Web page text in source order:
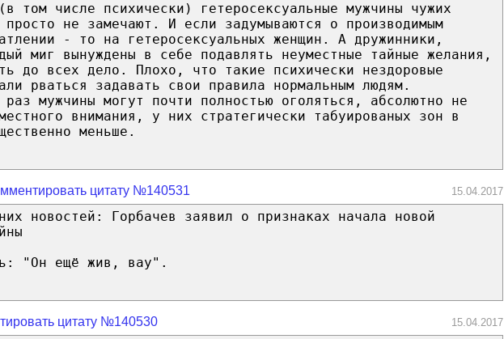
том числе психически) гетеросексуальные мужчины чужих
просто не замечают. И если задумываются о производимым
- то на гетеросексуальных женщин. А дружинники,
миг вынуждены в себе подавлять неуместные тайные желания,
до всех дело. Плохо, что такие психически нездоровые
рваться задавать свои правила нормальным людям.
мужчины могут почти полностью оголяться, абсолютно не
внимания, у них стратегически табуированых зон в
меньше.
цитату №140531 15.04.2017
новостей: Горбачев заявил о признаках начала новой
"Он ещё жив, вау".
цитату №140530 15.04.2017